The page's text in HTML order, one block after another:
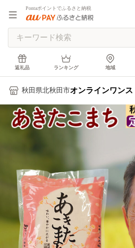
Pontaポイントでふるさと納税
返礼品 ランキング 地域
秋田県北秋田市オンラインワン